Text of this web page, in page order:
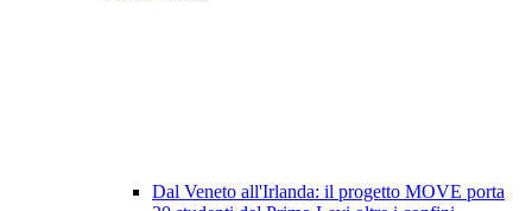
Dal Veneto all'Irlanda: il progetto MOVE porta